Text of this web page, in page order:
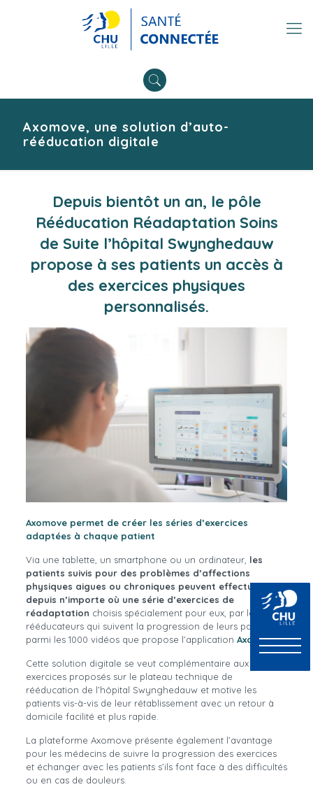
Axomove, une solution d’auto-
rééducation digitale
Depuis bientôt un an, le pôle
Rééducation Réadaptation Soins
de Suite l’hôpital Swynghedauw
propose à ses patients un accès à
des exercices physiques
personnalisés.
Axomove permet de créer les séries d’exercices
adaptées à chaque patient
Via une tablette, un smartphone ou un ordinateur, les
patients suivis pour des problèmes d’affections
physiques aigues ou chroniques peuvent effectuer
depuis n’importe où une série d’exercices de
réadaptation choisis spécialement pour eux, par les
rééducateurs qui suivent la progression de leurs patients,
parmi les 1000 vidéos que propose l’application Axomove.
Cette solution digitale se veut complémentaire aux
exercices proposés sur le plateau technique de
rééducation de l’hôpital Swynghedauw et motive les
patients vis-à-vis de leur rétablissement avec un retour à
domicile facilité et plus rapide.
La plateforme Axomove présente également l’avantage
pour les médecins de suivre la progression des exercices
et échanger avec les patients s’ils font face à des difficultés
ou en cas de douleurs.